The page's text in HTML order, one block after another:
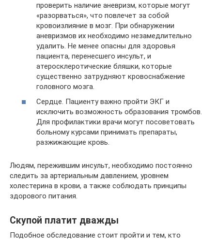
проверить наличие аневризм, которые могут
«разорваться», что повлечет за собой
кровоизлияние в мозг. При обнаружении
аневризмов их необходимо незамедлительно
удалить. Не менее опасны для здоровья
пациента, перенесшего инсульт, и
атеросклеротические бляшки, которые
существенно затрудняют кровоснабжение
головного мозга.
Сердце. Пациенту важно пройти ЭКГ и
исключить возможность образования тромбов.
Для профилактики врачи могут посоветовать
больному курсами принимать препараты,
разжижающие кровь.
Людям, пережившим инсульт, необходимо постоянно
следить за артериальным давлением, уровнем
холестерина в крови, а также соблюдать принципы
здорового питания.
Скупой платит дважды
Подобное обследование стоит пройти и тем, кто